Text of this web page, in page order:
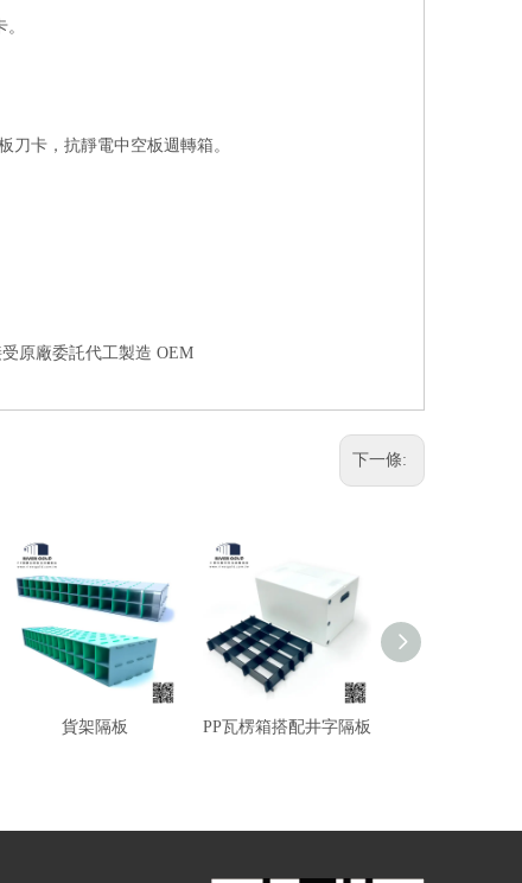
刀卡，抗靜電中空板週轉箱。
原廠委託代工製造 OEM
下一條:
貨架隔板 PP瓦楞箱搭配井字隔板